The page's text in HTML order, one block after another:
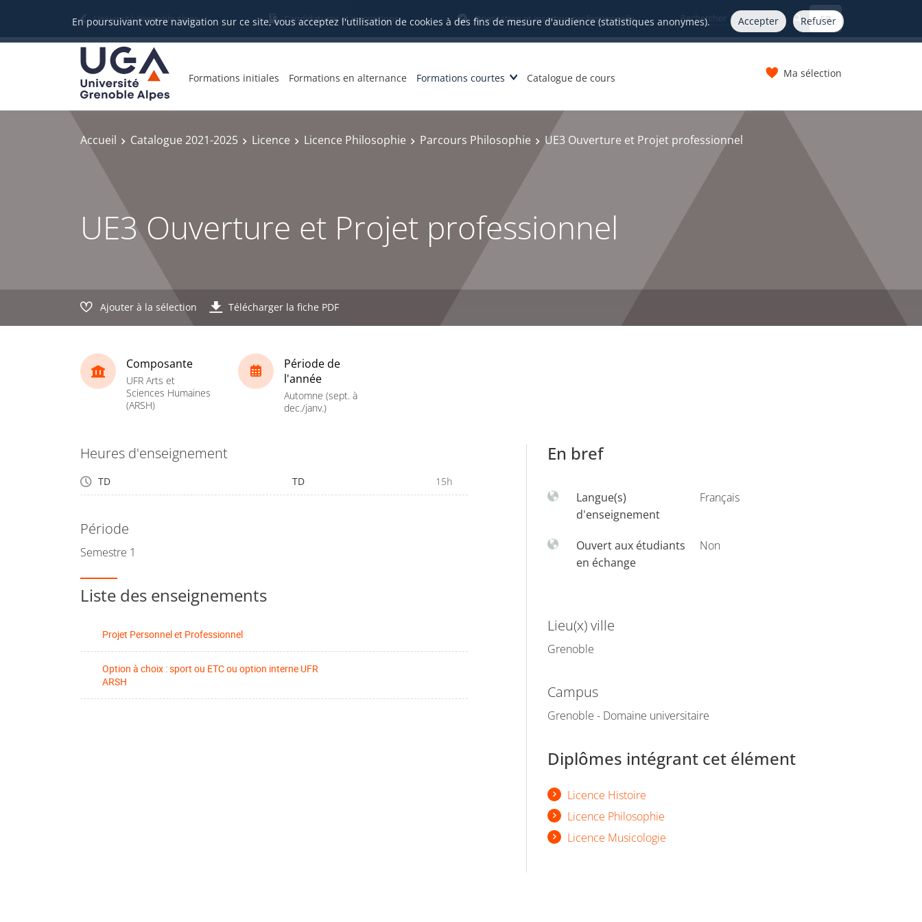
En poursuivant votre navigation sur ce site, vous acceptez l'utilisation de cookies à des fins de mesure d'audience (statistiques anonymes). Accepter Refuser
Université Grenoble Alpes Candidatures et inscriptions Orientation et insertion professionnelle FR
Formations initiales Formations en alternance Formations courtes Catalogue de cours Ma sélection
Accueil Catalogue 2021-2025 Licence Licence Philosophie Parcours Philosophie UE3 Ouverture et Projet professionnel
UE3 Ouverture et Projet professionnel
Ajouter à la sélection Télécharger la fiche PDF
Composante
UFR Arts et
Sciences Humaines
(ARSH)
Période de
l'année
Automne (sept. à
dec./janv.)
Heures d'enseignement
TD TD 15h
Période
Semestre 1
Liste des enseignements
Projet Personnel et Professionnel
Option à choix : sport ou ETC ou option interne UFR
ARSH
En bref
Langue(s)
d'enseignement
Français
Ouvert aux étudiants
en échange
Non
Lieu(x) ville
Grenoble
Campus
Grenoble - Domaine universitaire
Diplômes intégrant cet élément
Licence Histoire
Licence Philosophie
Licence Musicologie